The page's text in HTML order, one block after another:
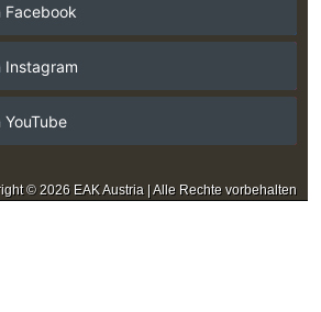
Facebook
Instagram
YouTube
© 2026 EAK Austria | Alle Rechte vorbehalten